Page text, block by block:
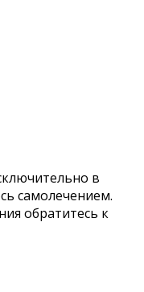
в
самолечением.
обратитесь к